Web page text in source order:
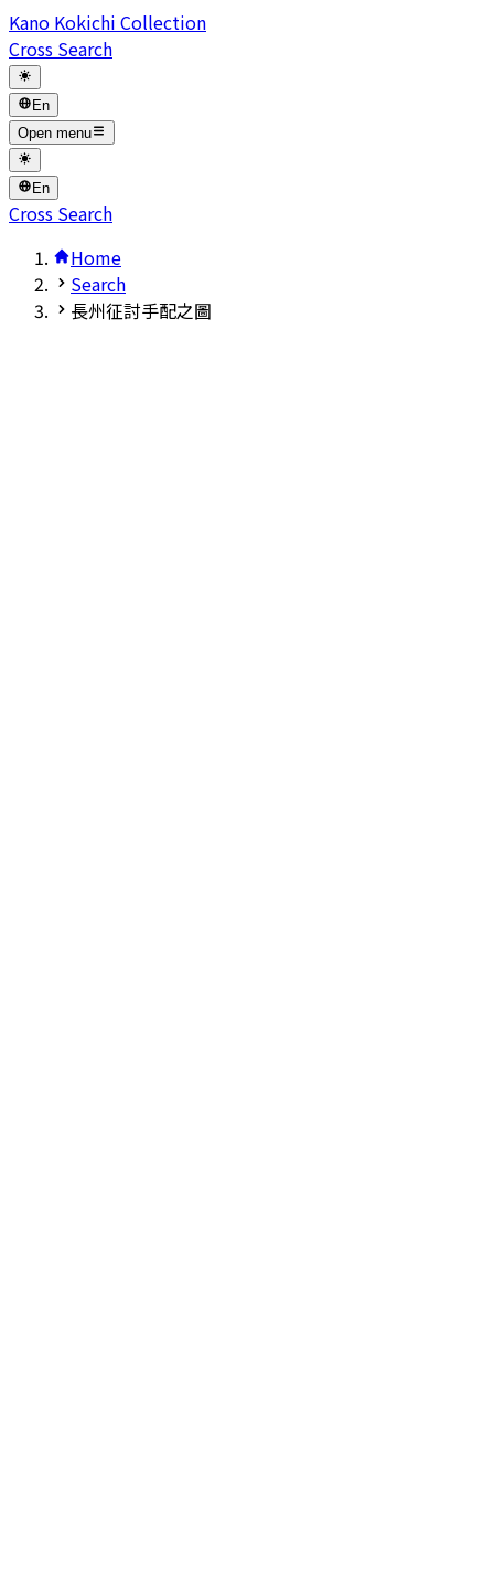
Kano Kokichi Collection
Cross Search
En
Open menu
En
Cross Search
Home
Search
長州征討手配之圖